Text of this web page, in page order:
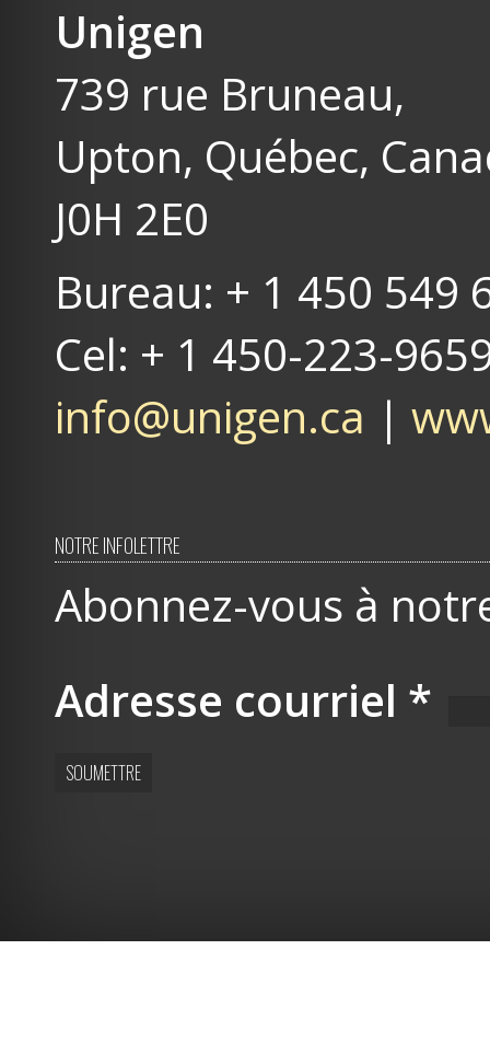
Unigen
739 rue Bruneau,
Upton, Québec,
J0H 2E0
Bureau: + 1 450 549
Cel: + 1 450-223-
info@unigen.ca |
NOTRE INFOLETTRE
Abonnez-vous à
Adresse courriel *
SOUMETTRE